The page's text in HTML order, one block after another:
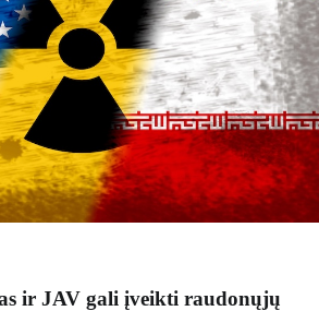
ir JAV gali įveikti raudonųjų